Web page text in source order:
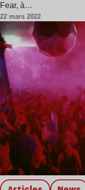
Fear, à…
22 mars 2022